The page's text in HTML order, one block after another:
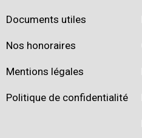
Documents utiles
Nos honoraires
Mentions légales
Politique de confidentialité